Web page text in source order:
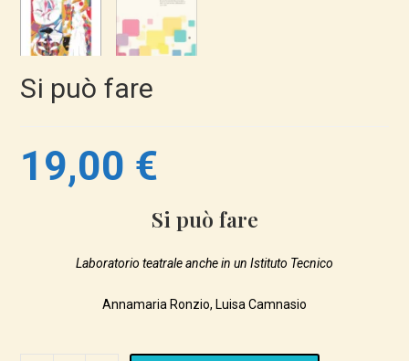
Si può fare
19,00 €
Si può fare
Laboratorio teatrale anche in un Istituto Tecnico
Annamaria Ronzio, Luisa Camnasio